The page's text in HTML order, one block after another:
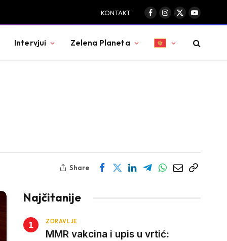
KONTAKT
Facebook
Instagram
X
(Twitter)
YouTube
Intervjui Zelena Planeta
Share
Najčitanije
ZDRAVLJE
MMR vakcina i upis u vrtić: